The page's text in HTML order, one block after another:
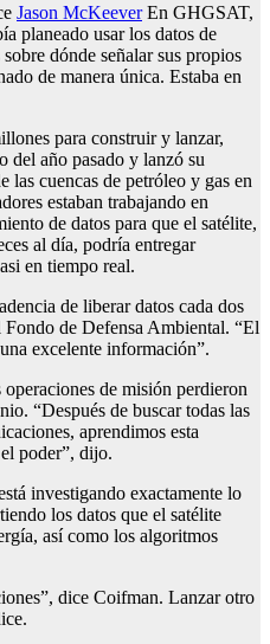
Jason McKeeverEn GHGSAT,
planeado usar los datos de
dónde señalar sus propios
de manera única. Estaba en
para construir y lanzar,
del año pasado y lanzó su
las cuencas de petróleo y gas en
estaban trabajando en
de datos para que el satélite,
al día, podría entregar
en tiempo real.
de liberar datos cada dos
Fondo de Defensa Ambiental. “El
excelente información”.
de misión perdieron
“Después de buscar todas las
aprendimos esta
poder”, dijo.
investigando exactamente lo
los datos que el satélite
así como los algoritmos
dice Coifman. Lanzar otro